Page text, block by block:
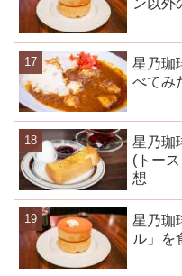
星乃珈
べてみ
星乃珈
(トー
想
星乃珈
ル」を